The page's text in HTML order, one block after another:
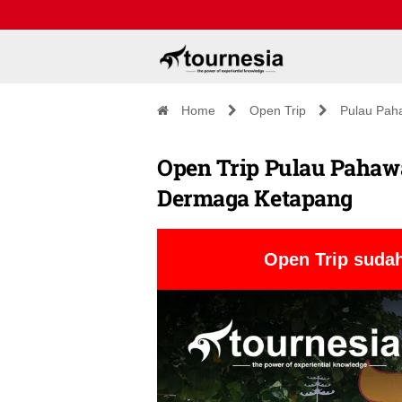
Home Open Trip Pulau
Open Trip Pulau
Dermaga Ketapang
Open Trip